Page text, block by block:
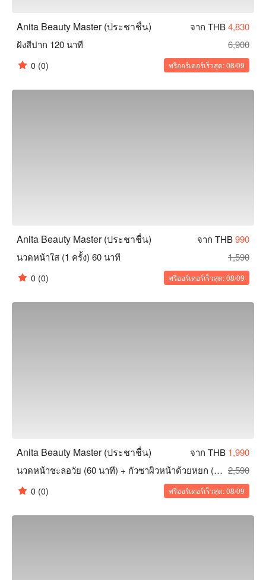
Anita Beauty Master (ประชาชื่น) จาก THB4,830
ฝังสีปาก 120 นาที
6,900
0 (0) พรีออร์เดอร์เร็วสุด: 08/09
Anita Beauty Master (ประชาชื่น) จาก THB990
นวดหน้าใส (1 ครั้ง) 60 นาที
1,590
0 (0) พรีออร์เดอร์เร็วสุด: 08/09
Anita Beauty Master (ประชาชื่น) จาก THB 1,990
นวดหน้าชะลอวัย (60 นาที) + กัวซาผิวหน้าด้วยหยก (30 นาที) (1 ครั้ง) 2,590
0 (0) พรีออร์เดอร์เร็วสุด: 08/09